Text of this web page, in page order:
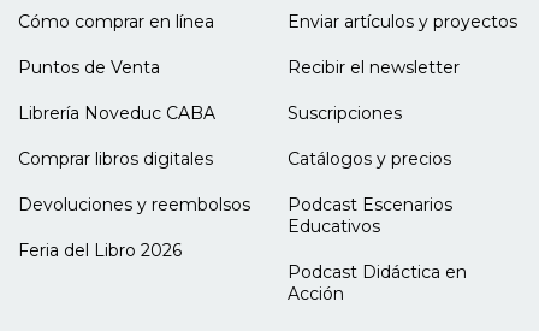
Alejandro Marchesan
Cómo comprar en línea
Puntos de Venta
Librería Noveduc CABA
Comprar libros digitales
Devoluciones y reembolsos
Feria del Libro 2026
Enviar artículos y proyectos
Recibir el newsletter
Suscripciones
Catálogos y precios
Podcast Escenarios
Educativos
Podcast Didáctica en
Acción